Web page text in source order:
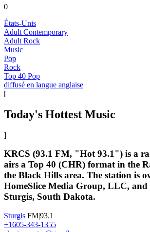
0
États-Unis
Adult Contemporary
Adult Rock
Music
Pop
Rock
Top 40 Pop
diffusé en langue anglaise
[
Today's Hottest Music
]
KRCS (93.1 FM, "Hot 93.1") is a
airs a Top 40 (CHR) format in the
the Black Hills area. The station is
HomeSlice Media Group, LLC, and
Sturgis, South Dakota.
Sturgis FM|93.1
+1605-343-1355